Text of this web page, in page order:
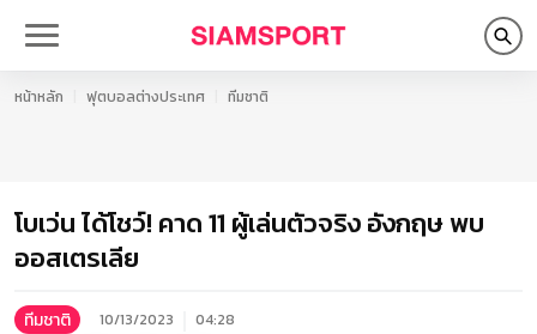
หน้าหลัก ฟุตบอลต่างประเทศ ทีมชาติ
โบเว่น ได้โชว์! คาด 11 ผู้เล่นตัวจริง อังกฤษ พบ
ออสเตรเลีย
ทีมชาติ 10/13/2023 04:28